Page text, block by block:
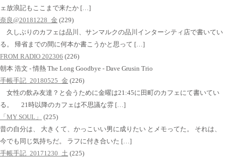
ェ放浪記もここまで来たか […]
奈良@20181228_金 (229)
久しぶりのカフェは品川、サンマルクの品川インターシティ店で書いてい
る。 帰省までの間に何本か書こうかと思って […]
FROM RADIO 202306 (226)
朝本 浩文 - 情熱 The Long Goodbye - Dave Grusin Trio
手帳手記_20180525_金 (226)
女性の飲み友達？と会うために金曜は21:45に田町のカフェにて書いてい
る。 21時以降のカフェは不思議な雰 […]
「MY SOUL」
(225)
昔の自分は、 大きくて、かっこいい男に成りたい とメモってた。 それは、
今でも同じ気持ちだ。 ラフに付き合いた […]
手帳手記_20171230_土 (225)